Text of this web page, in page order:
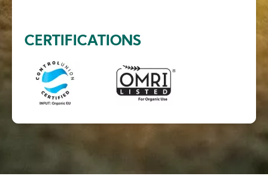
CERTIFICATIONS